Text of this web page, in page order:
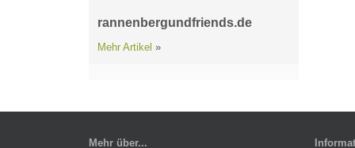
rannenbergundfriends.de
Mehr Artikel »
Mehr über...